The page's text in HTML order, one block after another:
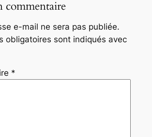
commentaire
e-mail ne sera pas publiée.
obligatoires sont indiqués avec
*